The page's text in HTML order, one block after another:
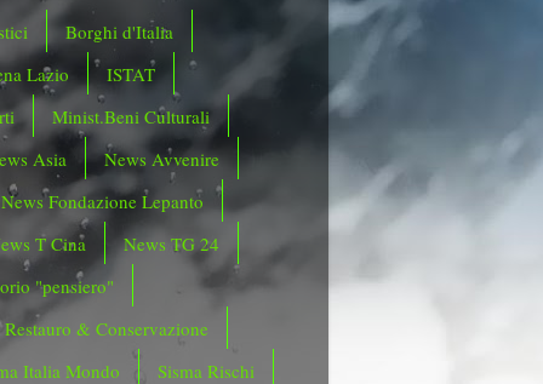
Borghi d'Italia
Lazio
ISTAT
Minist.Beni Culturali
Asia
News Avvenire
News Fondazione Lepanto
T Cina
News TG 24
"pensiero"
Restauro & Conservazione
Italia Mondo
Sisma Rischi